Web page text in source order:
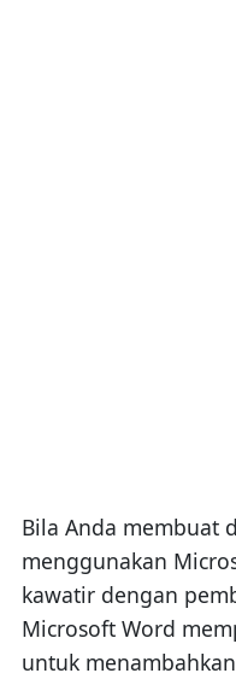
Bila Anda membuat
menggunakan
kawatir dengan
Microsoft Word
untuk